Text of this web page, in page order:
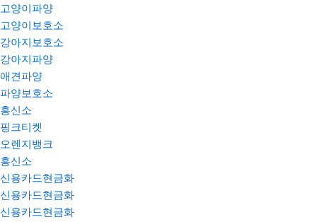
고양이파양
고양이보호소
강아지보호소
강아지파양
애견파양
파양보호소
흥신소
핑크티켓
오렌지뱅크
흥신소
신용카드현금화
신용카드현금화
신용카드현금화